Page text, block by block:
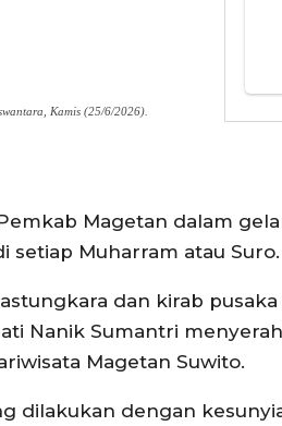
Kamis (25/6/2026).
Magetan dalam
setiap Muharram atau Suro.
dan kirab
Nanik Sumantri
Magetan Suwito.
dilakukan dengan